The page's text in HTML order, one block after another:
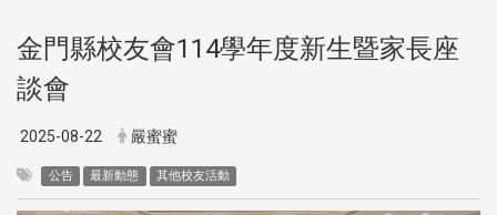
金門縣校友會114學年度新生暨家長座
談會
2025-08-22 嚴蜜蜜
公告 最新動態 其他校友活動